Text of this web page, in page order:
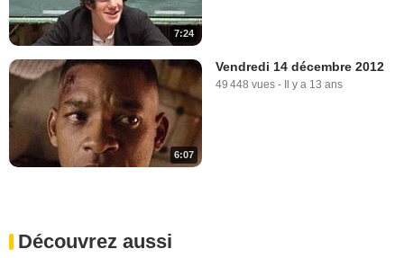
7:24
6:07
Vendredi 14 décembre 2012
49 448 vues - Il y a 13 ans
Découvrez aussi